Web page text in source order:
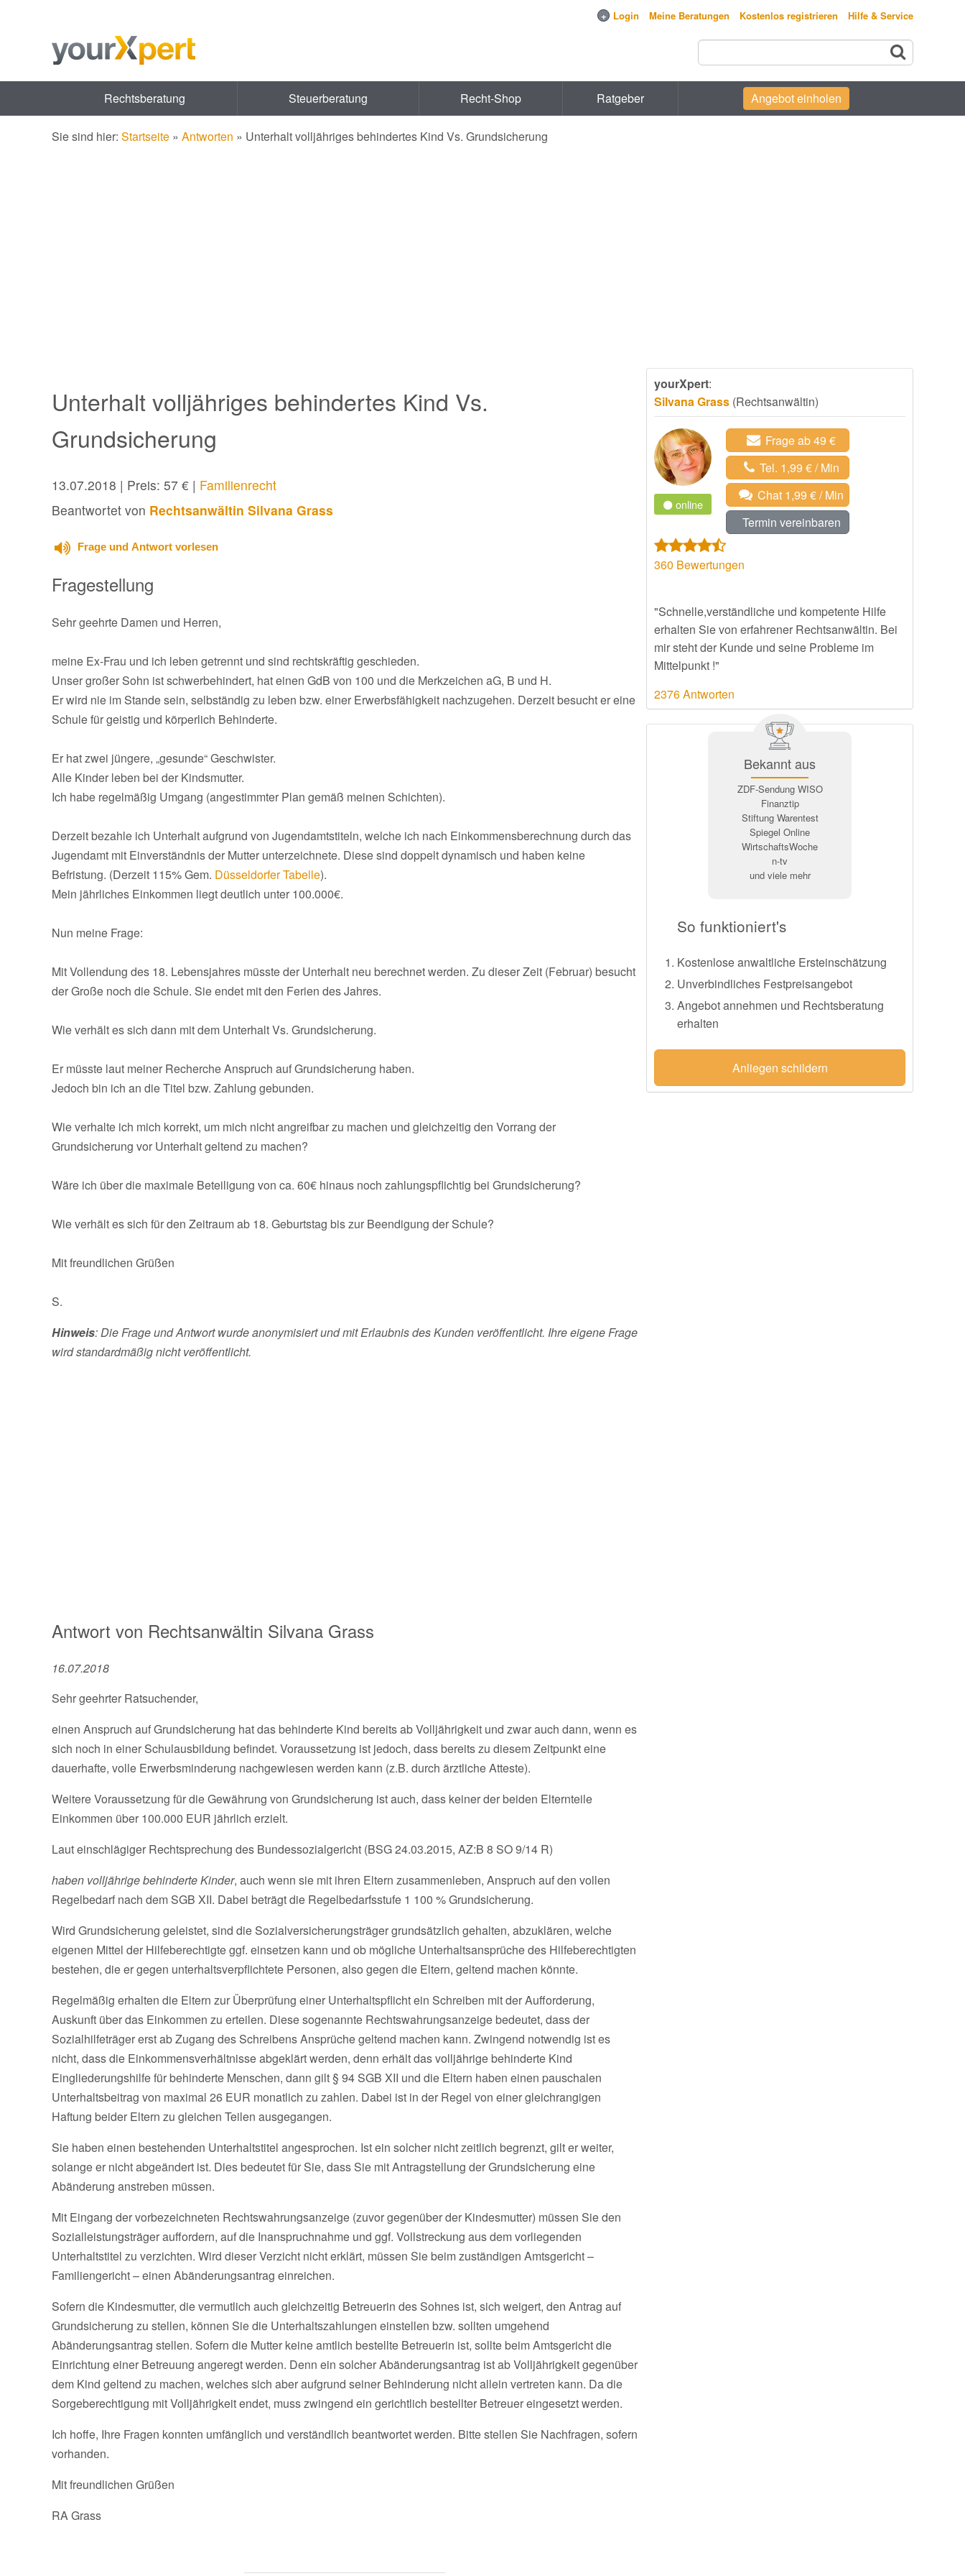
+ Login Meine Beratungen Kostenlos registrieren Hilfe & Service
Rechtsberatung Steuerberatung Recht-Shop Ratgeber Angebot einholen
Sie sind hier: Startseite » Antworten » Unterhalt volljähriges behindertes Kind Vs. Grundsicherung
Unterhalt volljähriges behindertes Kind Vs.
Grundsicherung
13.07.2018 | Preis: 57 € | Familienrecht
Beantwortet von Rechtsanwältin Silvana Grass
Frage und Antwort vorlesen
Fragestellung
Sehr geehrte Damen und Herren,
meine Ex-Frau und ich leben getrennt und sind rechtskräftig geschieden.
Unser großer Sohn ist schwerbehindert, hat einen GdB von 100 und die Merkzeichen aG, B und H.
Er wird nie im Stande sein, selbständig zu leben bzw. einer Erwerbsfähigkeit nachzugehen. Derzeit besucht er eine
Schule für geistig und körperlich Behinderte.
Er hat zwei jüngere, „gesunde“ Geschwister.
Alle Kinder leben bei der Kindsmutter.
Ich habe regelmäßig Umgang (angestimmter Plan gemäß meinen Schichten).
Derzeit bezahle ich Unterhalt aufgrund von Jugendamtstiteln, welche ich nach Einkommensberechnung durch das
Jugendamt mit Einverständnis der Mutter unterzeichnete. Diese sind doppelt dynamisch und haben keine
Befristung. (Derzeit 115% Gem. Düsseldorfer Tabelle).
Mein jährliches Einkommen liegt deutlich unter 100.000€.
Nun meine Frage:
Mit Vollendung des 18. Lebensjahres müsste der Unterhalt neu berechnet werden. Zu dieser Zeit (Februar) besucht
der Große noch die Schule. Sie endet mit den Ferien des Jahres.
Wie verhält es sich dann mit dem Unterhalt Vs. Grundsicherung.
Er müsste laut meiner Recherche Anspruch auf Grundsicherung haben.
Jedoch bin ich an die Titel bzw. Zahlung gebunden.
Wie verhalte ich mich korrekt, um mich nicht angreifbar zu machen und gleichzeitig den Vorrang der
Grundsicherung vor Unterhalt geltend zu machen?
Wäre ich über die maximale Beteiligung von ca. 60€ hinaus noch zahlungspflichtig bei Grundsicherung?
Wie verhält es sich für den Zeitraum ab 18. Geburtstag bis zur Beendigung der Schule?
Mit freundlichen Grüßen
S.
Hinweis: Die Frage und Antwort wurde anonymisiert und mit Erlaubnis des Kunden veröffentlicht. Ihre eigene Frage
wird standardmäßig nicht veröffentlicht.
Antwort von Rechtsanwältin Silvana Grass
16.07.2018
Sehr geehrter Ratsuchender,
einen Anspruch auf Grundsicherung hat das behinderte Kind bereits ab Volljährigkeit und zwar auch dann, wenn es
sich noch in einer Schulausbildung befindet. Voraussetzung ist jedoch, dass bereits zu diesem Zeitpunkt eine
dauerhafte, volle Erwerbsminderung nachgewiesen werden kann (z.B. durch ärztliche Atteste).
Weitere Voraussetzung für die Gewährung von Grundsicherung ist auch, dass keiner der beiden Elternteile
Einkommen über 100.000 EUR jährlich erzielt.
Laut einschlägiger Rechtsprechung des Bundessozialgericht (BSG 24.03.2015, AZ:B 8 SO 9/14 R)
haben volljährige behinderte Kinder, auch wenn sie mit ihren Eltern zusammenleben, Anspruch auf den vollen
Regelbedarf nach dem SGB XII. Dabei beträgt die Regelbedarfsstufe 1 100 % Grundsicherung.
Wird Grundsicherung geleistet, sind die Sozialversicherungsträger grundsätzlich gehalten, abzuklären, welche
eigenen Mittel der Hilfeberechtigte ggf. einsetzen kann und ob mögliche Unterhaltsansprüche des Hilfeberechtigten
bestehen, die er gegen unterhaltsverpflichtete Personen, also gegen die Eltern, geltend machen könnte.
Regelmäßig erhalten die Eltern zur Überprüfung einer Unterhaltspflicht ein Schreiben mit der Aufforderung,
Auskunft über das Einkommen zu erteilen. Diese sogenannte Rechtswahrungsanzeige bedeutet, dass der
Sozialhilfeträger erst ab Zugang des Schreibens Ansprüche geltend machen kann. Zwingend notwendig ist es
nicht, dass die Einkommensverhältnisse abgeklärt werden, denn erhält das volljährige behinderte Kind
Eingliederungshilfe für behinderte Menschen, dann gilt § 94 SGB XII und die Eltern haben einen pauschalen
Unterhaltsbeitrag von maximal 26 EUR monatlich zu zahlen. Dabei ist in der Regel von einer gleichrangigen
Haftung beider Eltern zu gleichen Teilen ausgegangen.
Sie haben einen bestehenden Unterhaltstitel angesprochen. Ist ein solcher nicht zeitlich begrenzt, gilt er weiter,
solange er nicht abgeändert ist. Dies bedeutet für Sie, dass Sie mit Antragstellung der Grundsicherung eine
Abänderung anstreben müssen.
Mit Eingang der vorbezeichneten Rechtswahrungsanzeige (zuvor gegenüber der Kindesmutter) müssen Sie den
Sozialleistungsträger auffordern, auf die Inanspruchnahme und ggf. Vollstreckung aus dem vorliegenden
Unterhaltstitel zu verzichten. Wird dieser Verzicht nicht erklärt, müssen Sie beim zuständigen Amtsgericht –
Familiengericht – einen Abänderungsantrag einreichen.
Sofern die Kindesmutter, die vermutlich auch gleichzeitig Betreuerin des Sohnes ist, sich weigert, den Antrag auf
Grundsicherung zu stellen, können Sie die Unterhaltszahlungen einstellen bzw. sollten umgehend
Abänderungsantrag stellen. Sofern die Mutter keine amtlich bestellte Betreuerin ist, sollte beim Amtsgericht die
Einrichtung einer Betreuung angeregt werden. Denn ein solcher Abänderungsantrag ist ab Volljährigkeit gegenüber
dem Kind geltend zu machen, welches sich aber aufgrund seiner Behinderung nicht allein vertreten kann. Da die
Sorgeberechtigung mit Volljährigkeit endet, muss zwingend ein gerichtlich bestellter Betreuer eingesetzt werden.
Ich hoffe, Ihre Fragen konnten umfänglich und verständlich beantwortet werden. Bitte stellen Sie Nachfragen, sofern
vorhanden.
Mit freundlichen Grüßen
RA Grass
yourXpert:
Silvana Grass (Rechtsanwältin)
online
Frage ab 49 €
Tel. 1,99 € / Min
Chat 1,99 € / Min
Termin vereinbaren
360 Bewertungen
"Schnelle,verständliche und kompetente Hilfe
erhalten Sie von erfahrener Rechtsanwältin. Bei
mir steht der Kunde und seine Probleme im
Mittelpunkt !"
2376 Antworten
Bekannt aus
ZDF-Sendung WISO
Finanztip
Stiftung Warentest
Spiegel Online
WirtschaftsWoche
n-tv
und viele mehr
So funktioniert's
Kostenlose anwaltliche Ersteinschätzung
Unverbindliches Festpreisangebot
Angebot annehmen und Rechtsberatung
erhalten
Anliegen schildern